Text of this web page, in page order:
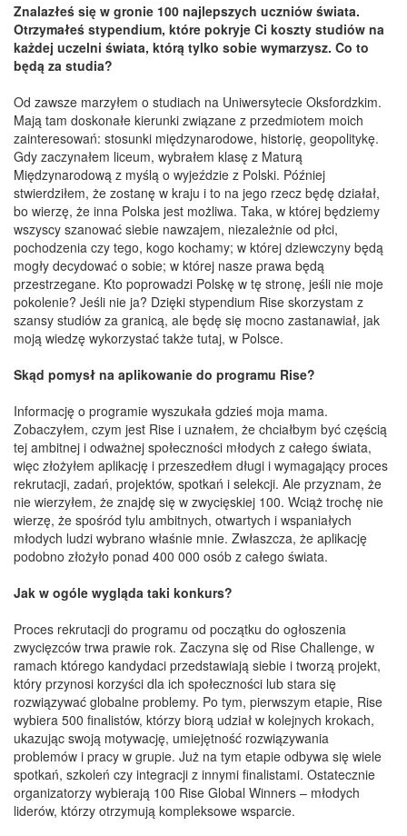
Znalazłeś się w gronie 100 najlepszych uczniów świata.
Otrzymałeś stypendium, które pokryje Ci koszty studiów na
każdej uczelni świata, którą tylko sobie wymarzysz. Co to
będą za studia?
Od zawsze marzyłem o studiach na Uniwersytecie Oksfordzkim.
Mają tam doskonałe kierunki związane z przedmiotem moich
zainteresowań: stosunki międzynarodowe, historię, geopolitykę.
Gdy zaczynałem liceum, wybrałem klasę z Maturą
Międzynarodową z myślą o wyjeździe z Polski. Później
stwierdziłem, że zostanę w kraju i to na jego rzecz będę działał,
bo wierzę, że inna Polska jest możliwa. Taka, w której będziemy
wszyscy szanować siebie nawzajem, niezależnie od płci,
pochodzenia czy tego, kogo kochamy; w której dziewczyny będą
mogły decydować o sobie; w której nasze prawa będą
przestrzegane. Kto poprowadzi Polskę w tę stronę, jeśli nie moje
pokolenie? Jeśli nie ja? Dzięki stypendium Rise skorzystam z
szansy studiów za granicą, ale będę się mocno zastanawiał, jak
moją wiedzę wykorzystać także tutaj, w Polsce.
Skąd pomysł na aplikowanie do programu Rise?
Informację o programie wyszukała gdzieś moja mama.
Zobaczyłem, czym jest Rise i uznałem, że chciałbym być częścią
tej ambitnej i odważnej społeczności młodych z całego świata,
więc złożyłem aplikację i przeszedłem długi i wymagający proces
rekrutacji, zadań, projektów, spotkań i selekcji. Ale przyznam, że
nie wierzyłem, że znajdę się w zwycięskiej 100. Wciąż trochę nie
wierzę, że spośród tylu ambitnych, otwartych i wspaniałych
młodych ludzi wybrano właśnie mnie. Zwłaszcza, że aplikację
podobno złożyło ponad 400 000 osób z całego świata.
Jak w ogóle wygląda taki konkurs?
Proces rekrutacji do programu od początku do ogłoszenia
zwycięzców trwa prawie rok. Zaczyna się od Rise Challenge, w
ramach którego kandydaci przedstawiają siebie i tworzą projekt,
który przynosi korzyści dla ich społeczności lub stara się
rozwiązywać globalne problemy. Po tym, pierwszym etapie, Rise
wybiera 500 finalistów, którzy biorą udział w kolejnych krokach,
ukazując swoją motywację, umiejętność rozwiązywania
problemów i pracy w grupie. Już na tym etapie odbywa się wiele
spotkań, szkoleń czy integracji z innymi finalistami. Ostatecznie
organizatorzy wybierają 100 Rise Global Winners – młodych
liderów, którzy otrzymują kompleksowe wsparcie.